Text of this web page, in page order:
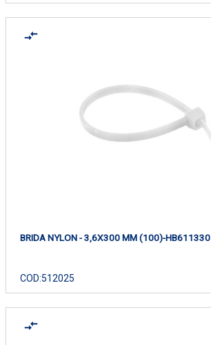
BRIDA NYLON - 3,6X300 MM (100)-HB611330
COD:512025